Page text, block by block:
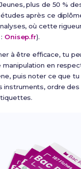
plus de 50 %
après ce
où cette
Onisep.fr).
à être efficace, tu
manipulation en
puis noter ce que
instruments, ordre